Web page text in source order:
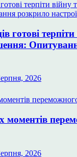
готові
2026
моментів
2026